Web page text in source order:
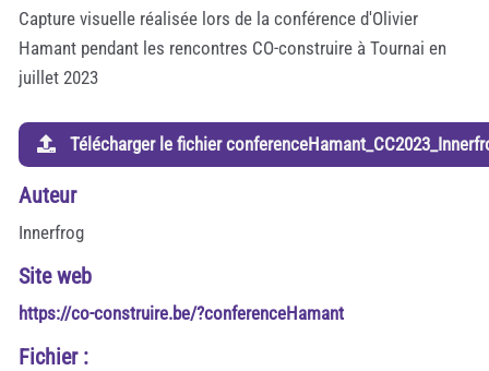
Capture visuelle réalisée lors de la conférence d'Olivier
Hamant pendant les rencontres CO-construire à Tournai en
juillet 2023
Télécharger le fichier
Auteur
Innerfrog
Site web
https://co-construire.be/?conferenceHamant
Fichier :